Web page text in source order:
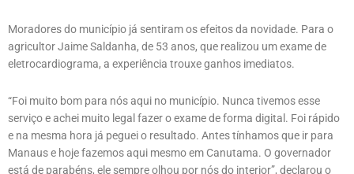
Moradores do município já sentiram os efeitos da novidade. Para o
agricultor Jaime Saldanha, de 53 anos, que realizou um exame de
eletrocardiograma, a experiência trouxe ganhos imediatos.
“Foi muito bom para nós aqui no município. Nunca tivemos esse
serviço e achei muito legal fazer o exame de forma digital. Foi rápido
e na mesma hora já peguei o resultado. Antes tínhamos que ir para
Manaus e hoje fazemos aqui mesmo em Canutama. O governador
está de parabéns, ele sempre olhou por nós do interior”, declarou o